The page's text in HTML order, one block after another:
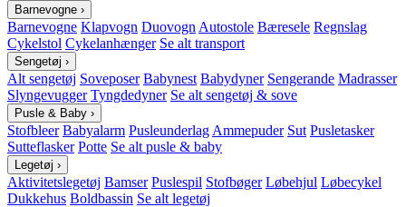
Barnevogne ›
Barnevogne Klapvogn Duovogn Autostole Bæresele Regnslag
Cykelstol Cykelanhænger Se alt transport
Sengetøj ›
Alt sengetøj Soveposer Babynest Babydyner Sengerande Madrasser
Slyngevugger Tyngdedyner Se alt sengetøj & sove
Pusle & Baby ›
Stofbleer Babyalarm Pusleunderlag Ammepuder Sut Pusletasker
Sutteflasker Potte Se alt pusle & baby
Legetøj ›
Aktivitetslegetøj Bamser Puslespil Stofbøger Løbehjul Løbecykel
Dukkehus Boldbassin Se alt legetøj